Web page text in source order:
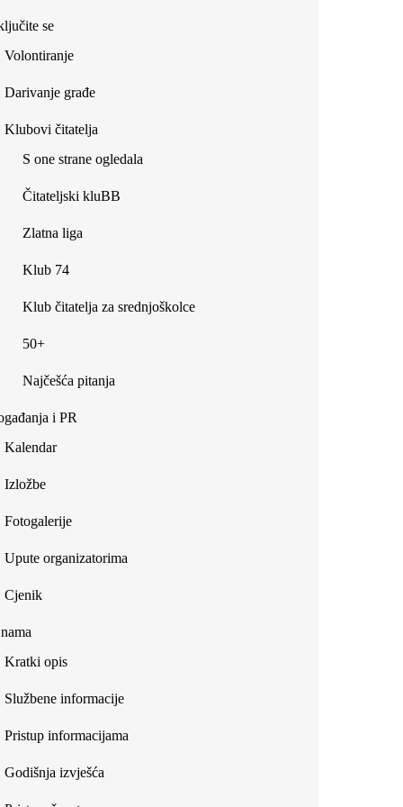
se
Volontiranje
Darivanje građe
Klubovi čitatelja
S one strane ogledala
Čitateljski kluBB
Zlatna liga
Klub 74
Klub čitatelja za srednjoškolce
50+
Najčešća pitanja
i PR
Kalendar
Izložbe
Fotogalerije
Upute organizatorima
Cjenik
Kratki opis
Službene informacije
Pristup informacijama
Godišnja izvješća